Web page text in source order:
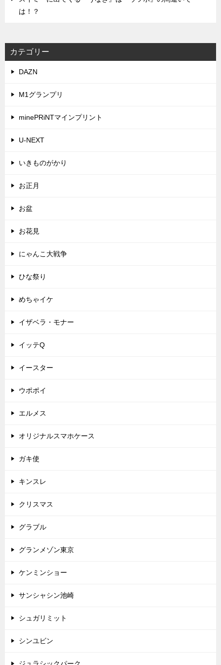
は！？
カテゴリー
DAZN
M1グランプリ
minePRiNTマインプリント
U-NEXT
いきものがかり
お正月
お盆
お花見
にゃんこ大戦争
ひな祭り
めちゃイケ
イザベラ・モナー
イッテQ
イースター
ウポポイ
エルメス
オリジナルスマホケース
ガキ使
キンスレ
クリスマス
グラブル
グランメゾン東京
ケンミンショー
サンシャシン池崎
シュガリミット
シンユビン